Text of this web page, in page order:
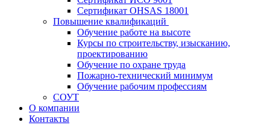
Сертификат OHSAS 18001
Повышение квалификаций
Обучение работе на высоте
Курсы по строительству, изысканию,
проектированию
Обучение по охране труда
Пожарно-технический минимум
Обучение рабочим профессиям
СОУТ
О компании
Контакты